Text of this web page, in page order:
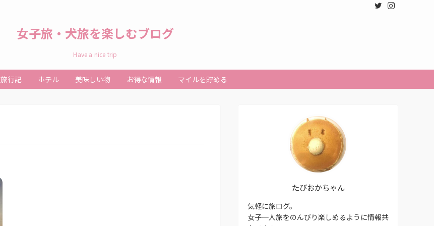
女子旅・犬旅を楽しむブログ
Have a nice trip
旅行記 ホテル 美味しい物 お得な情報 マイルを貯める
たびおかちゃん
気軽に旅ログ。
女子一人旅をのんびり楽しめるように情報共